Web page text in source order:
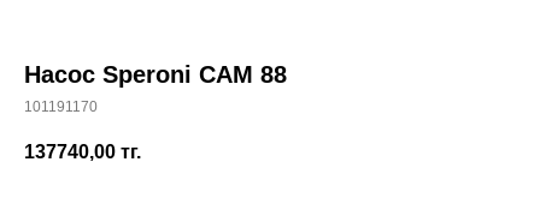
(700) 730-70-73
Насос Speroni CAM 88
101191170
137740,00 тг.